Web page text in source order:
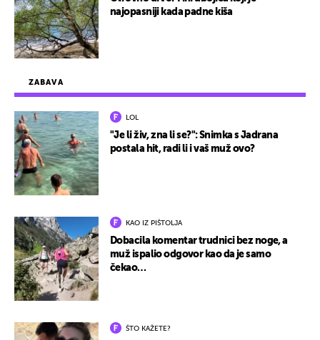
ZABAVA
LOL
"Je li živ, zna li se?": Snimka s Jadrana
postala hit, radi li i vaš muž ovo?
KAO IZ PIŠTOLJA
Dobacila komentar trudnici bez noge, a
muž ispalio odgovor kao da je samo
čekao…
ŠTO KAŽETE?
najopasniji kada padne kiša